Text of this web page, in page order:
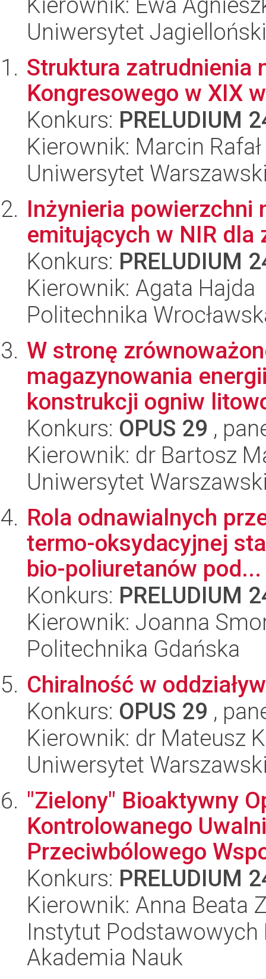
Uniwersytet Jagielloński
Struktura zatrudnienia
Kongresowego w XIX
Konkurs: PRELUDIUM
Kierownik: Marcin
Uniwersytet
Inżynieria powierzchni
emitujących w NIR dla
Konkurs: PRELUDIUM
Kierownik: Agata Hajda
Politechnika
W stronę
magazynowania
konstrukcji ogniw
Konkurs: OPUS 29 ,
Kierownik: dr Bartosz
Uniwersytet
Rola odnawialnych
termo-oksydacyjnej
bio-poliuretanów pod...
Konkurs: PRELUDIUM
Kierownik: Joanna
Politechnika Gdańska
Chiralność w
Konkurs: OPUS 29 ,
Kierownik: dr Mateusz
Uniwersytet
"Zielony" Bioaktywny
Kontrolowanego
Przeciwbólowego
Konkurs: PRELUDIUM
Kierownik: Anna Beata
Instytut
Akademia Nauk